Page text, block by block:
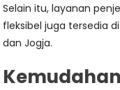
Selain itu, layanan
fleksibel juga tersedia
dan Jogja.